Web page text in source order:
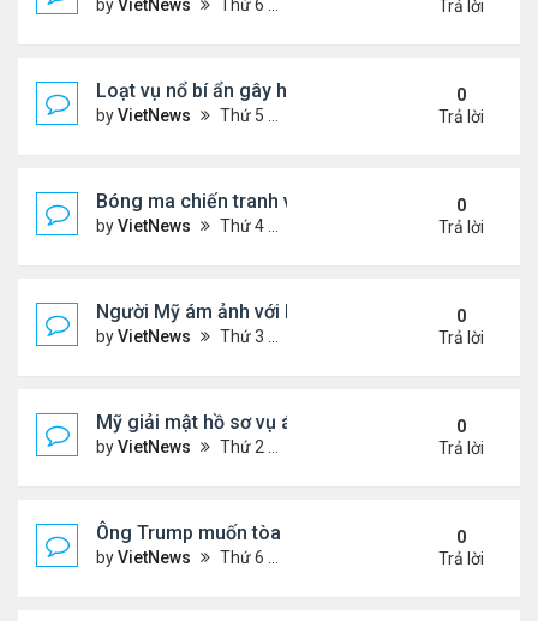
byVietNews Thứ 6 Tháng 7 25, 2025 5:40 pm
Trả lời
Loạt vụ nổ bí ẩn gây hoang mang ở Iran
byVietNews Thứ 5 Tháng 7 24, 2025 3:50 pm
0
Trả lời
Bóng ma chiến tranh với Israel ám ảnh người Iran
byVietNews Thứ 4 Tháng 7 23, 2025 5:32 pm
0
Trả lời
Người Mỹ ám ảnh với hồ sơ Epstein
byVietNews Thứ 3 Tháng 7 22, 2025 5:08 pm
0
Trả lời
Mỹ giải mật hồ sơ vụ ám sát Martin Luther King Jr.
byVietNews Thứ 2 Tháng 7 21, 2025 5:36 pm
0
Trả lời
Ông Trump muốn tòa cho phép công bố hồ sơ về
byVietNews Thứ 6 Tháng 7 18, 2025 3:50 pm
0
Trả lời